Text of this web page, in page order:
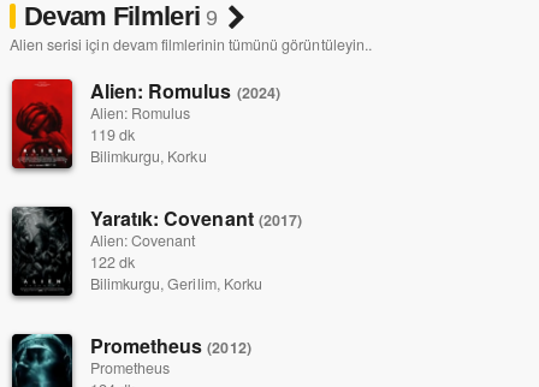
Devam Filmleri 9
Alien serisi için devam filmlerinin tümünü görüntüleyin..
Alien: Romulus (2024)
Alien: Romulus
119 dk
Bilimkurgu, Korku
Yaratık: Covenant (2017)
Alien: Covenant
122 dk
Bilimkurgu, Gerilim, Korku
Prometheus(2012)
Prometheus